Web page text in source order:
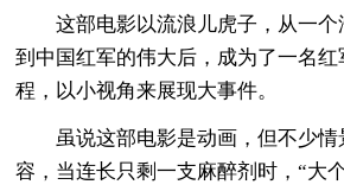
这部电影以流浪儿虎子，从一
到中国红军的伟大后，成为了一名
程，以小视角来展现大事件。
虽说这部电影是动画，但不少
容，当连长只剩一支麻醉剂时，“大